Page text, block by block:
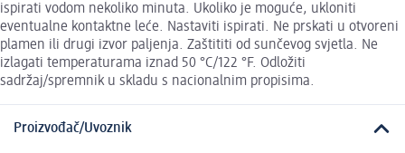
ispirati vodom nekoliko minuta. Ukoliko je moguće, ukloniti
eventualne kontaktne leće. Nastaviti ispirati. Ne prskati u otvoreni
plamen ili drugi izvor paljenja. Zaštititi od sunčevog svjetla. Ne
izlagati temperaturama iznad 50 °C/122 °F. Odložiti
sadržaj/spremnik u skladu s nacionalnim propisima.
Proizvođač/Uvoznik